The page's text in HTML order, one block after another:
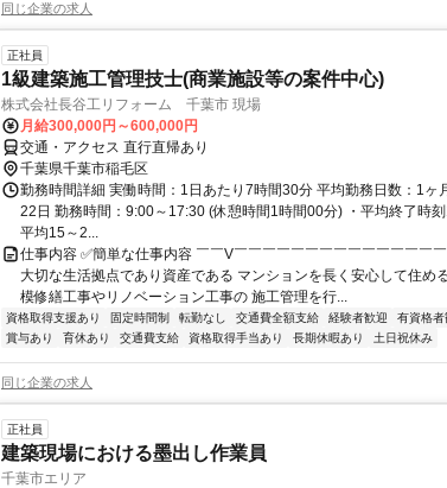
同じ企業の求人
正社員
1級建築施工管理技士(商業施設等の案件中心)
株式会社長谷工リフォーム 千葉市 現場
月給300,000円～600,000円
交通・アクセス 直行直帰あり
千葉県千葉市稲毛区
勤務時間詳細 実働時間：1日あたり7時間30分 平均勤務日数：1ヶ
22日 勤務時間：9:00～17:30 (休憩時間1時間00分) ・平均終了時
平均15～2...
仕事内容 ✅簡単な仕事内容 ￣￣V￣￣￣￣￣￣￣￣￣￣￣￣￣￣
大切な生活拠点であり資産である マンションを長く安心して住め
模修繕工事やリノベーション工事の 施工管理を行...
資格取得支援あり 固定時間制 転勤なし 交通費全額支給 経験者歓迎 有資格者
賞与あり
育休あり 交通費支給 資格取得手当あり 長期休暇あり 土日祝休み
同じ企業の求人
正社員
建築現場における墨出し作業員
千葉市エリア